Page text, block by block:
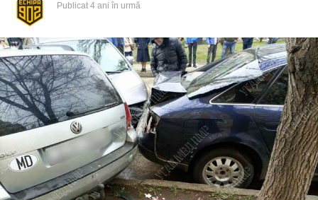
Publicat 4 ani în urmă